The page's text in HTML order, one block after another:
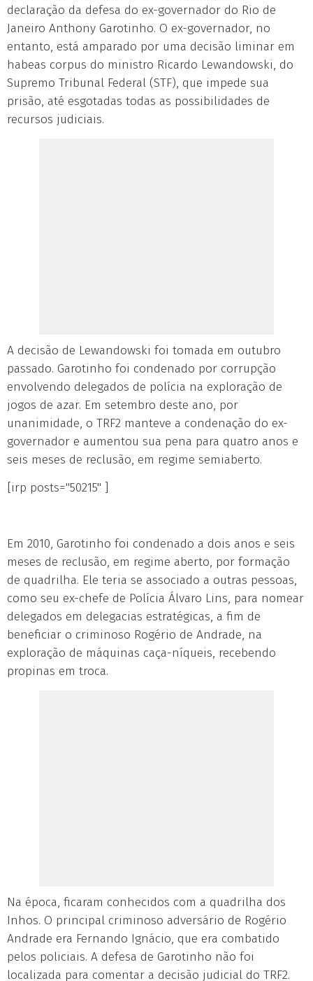
declaração da defesa do ex-governador do Rio de
Janeiro Anthony Garotinho. O ex-governador, no
entanto, está amparado por uma decisão liminar em
habeas corpus do ministro Ricardo Lewandowski, do
Supremo Tribunal Federal (STF), que impede sua
prisão, até esgotadas todas as possibilidades de
recursos judiciais.
A decisão de Lewandowski foi tomada em outubro
passado. Garotinho foi condenado por corrupção
envolvendo delegados de polícia na exploração de
jogos de azar. Em setembro deste ano, por
unanimidade, o TRF2 manteve a condenação do ex-
governador e aumentou sua pena para quatro anos e
seis meses de reclusão, em regime semiaberto.
[irp posts="50215" ]
Em 2010, Garotinho foi condenado a dois anos e seis
meses de reclusão, em regime aberto, por formação
de quadrilha. Ele teria se associado a outras pessoas,
como seu ex-chefe de Polícia Álvaro Lins, para nomear
delegados em delegacias estratégicas, a fim de
beneficiar o criminoso Rogério de Andrade, na
exploração de máquinas caça-níqueis, recebendo
propinas em troca.
Na época, ficaram conhecidos com a quadrilha dos
Inhos. O principal criminoso adversário de Rogério
Andrade era Fernando Ignácio, que era combatido
pelos policiais. A defesa de Garotinho não foi
localizada para comentar a decisão judicial do TRF2.